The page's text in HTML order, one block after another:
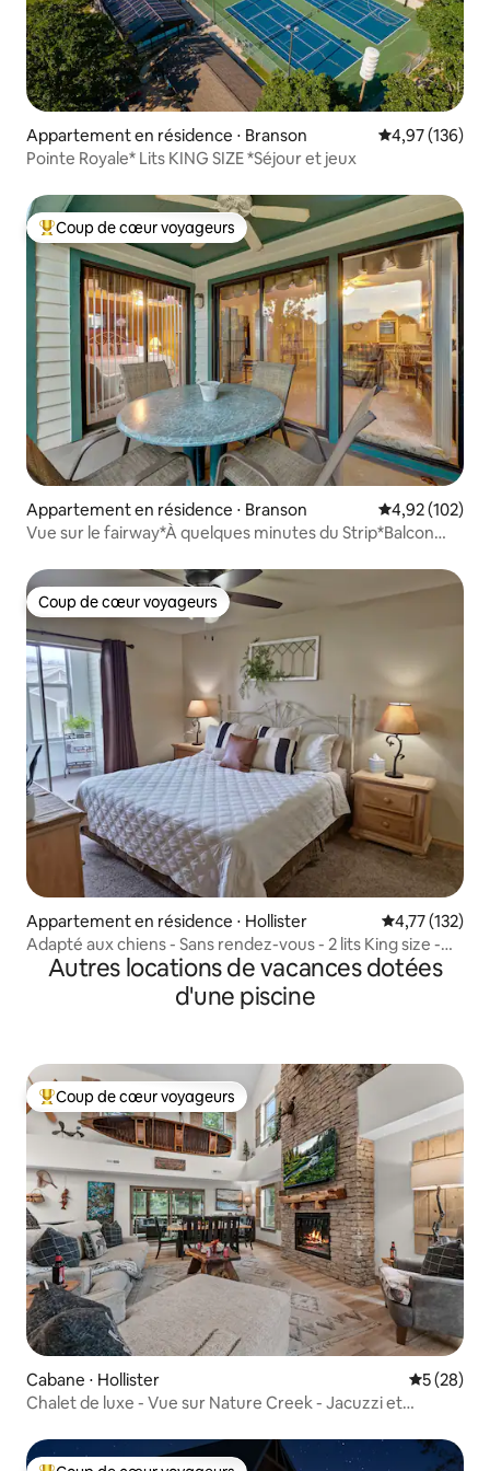
Appartement en résidence ⋅ Branson Évaluation
4,97 (136)
Pointe Royale* Lits KING SIZE *Séjour et jeux
Coups de cœur voyageurs les plus appréciés
Coup de cœur voyageurs
Appartement en résidence ⋅ Branson Évaluation
4,92 (102)
Vue sur le fairway*À quelques minutes du Strip*Balcon
Coup de cœur voyageurs
Coup de cœur voyageurs
Appartement en résidence ⋅ Hollister Évaluation
4,77 (132)
Adapté aux chiens - Sans rendez-vous - 2 lits King size -
Jacuzzi - Piscines
Autres locations de vacances dotées
d'une piscine
Coups de cœur voyageurs les plus appréciés
Coup de cœur voyageurs
Cabane ⋅ Hollister
5 (28)
Chalet de luxe - Vue sur Nature Creek - Jacuzzi et